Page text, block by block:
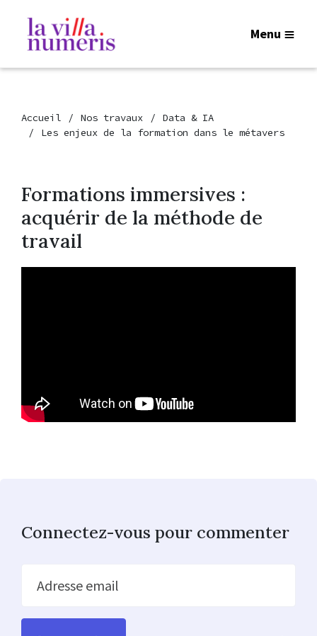
Menu
Accueil Nos travaux
Data & IA
Les enjeux de la formation dans le métavers
Formations immersives :
acquérir de la méthode de
travail
Connectez-vous pour commenter
Adresse email